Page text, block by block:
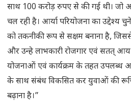
साथ 100 करोड़ रुपए से की गई थी। जो
चल रही है। आर्या परियोजना का उद्देश्य
को तकनीकी रूप से सक्षम बनाना है,
और उन्हे लाभकारी रोजगार एवं सतत् आय
योजनाओं एवं कार्यक्रम के तहत उपलब्ध
के साथ संबंध विकसित कर युवाओं की
बढ़ाना है।”